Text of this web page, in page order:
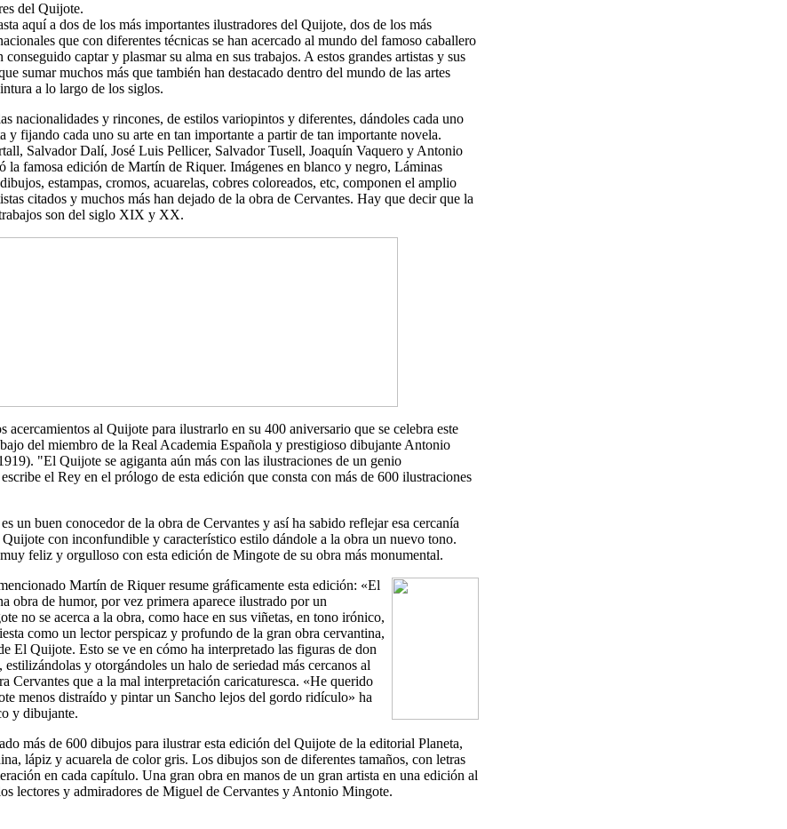
del Quijote.
aquí a dos de los más importantes ilustradores del Quijote, dos de los más
que con diferentes técnicas se han acercado al mundo del famoso caballero
conseguido captar y plasmar su alma en sus trabajos. A estos grandes artistas y sus
sumar muchos más que también han destacado dentro del mundo de las artes
a lo largo de los siglos.
nacionalidades y rincones, de estilos variopintos y diferentes, dándoles cada uno
y fijando cada uno su arte en tan importante a partir de tan importante novela.
Salvador Dalí, José Luis Pellicer, Salvador Tusell, Joaquín Vaquero y Antonio
la famosa edición de Martín de Riquer. Imágenes en blanco y negro, Láminas
estampas, cromos, acuarelas, cobres coloreados, etc, componen el amplio
citados y muchos más han dejado de la obra de Cervantes. Hay que decir que la
son del siglo XIX y XX.
acercamientos al Quijote para ilustrarlo en su 400 aniversario que se celebra este
del miembro de la Real Academia Española y prestigioso dibujante Antonio
"El Quijote se agiganta aún más con las ilustraciones de un genio
el Rey en el prólogo de esta edición que consta con más de 600 ilustraciones
un buen conocedor de la obra de Cervantes y así ha sabido reflejar esa cercanía
con inconfundible y característico estilo dándole a la obra un nuevo tono.
feliz y orgulloso con esta edición de Mingote de su obra más monumental.
Martín de Riquer resume gráficamente esta edición: «El
obra de humor, por vez primera aparece ilustrado por un
no se acerca a la obra, como hace en sus viñetas, en tono irónico,
como un lector perspicaz y profundo de la gran obra cervantina,
El Quijote. Esto se ve en cómo ha interpretado las figuras de don
y otorgándoles un halo de seriedad más cercanos al
Cervantes que a la mal interpretación caricaturesca. «He querido
menos distraído y pintar un Sancho lejos del gordo ridículo» ha
y dibujante.
más de 600 dibujos para ilustrar esta edición del Quijote de la editorial Planeta,
lápiz y acuarela de color gris. Los dibujos son de diferentes tamaños, con letras
en cada capítulo. Una gran obra en manos de un gran artista en una edición al
lectores y admiradores de Miguel de Cervantes y Antonio Mingote.